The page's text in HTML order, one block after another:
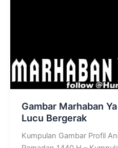
Gambar Marhaban
Lucu Bergerak
Kumpulan Gambar Profil